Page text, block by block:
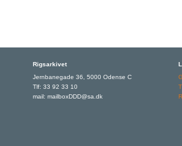
Rigsarkivet
Jernbanegade 36, 5000 Odense C
Tlf: 33 92 33 10
mail: mailboxDDD@sa.dk